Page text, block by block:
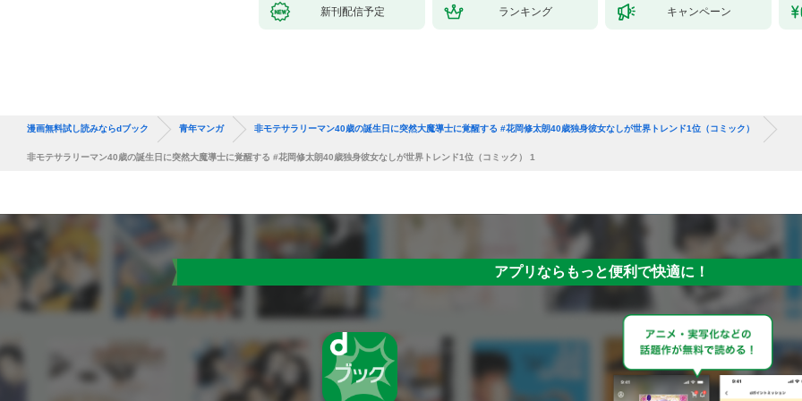
新刊配信予定 ランキング キャンペーン
漫画無料試し読みならdブック 青年マンガ 非モテサラリーマン40歳の誕生日に突然大魔導士に覚醒する #花岡修太朗40歳独身彼女なしが世界トレンド1位（コミック）
非モテサラリーマン40歳の誕生日に突然大魔導士に覚醒する #花岡修太朗40歳独身彼女なしが世界トレンド1位（コミック） 1
アプリならもっと便利で快適に！